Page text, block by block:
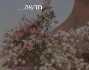
חדשה…